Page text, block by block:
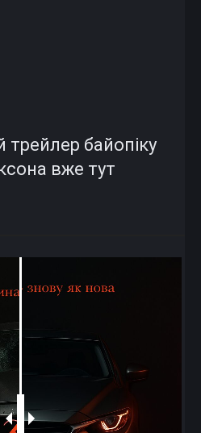
байопіку
вже тут